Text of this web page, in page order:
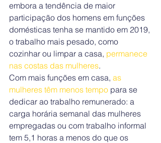
embora a tendência de maior
participação dos homens em funções
domésticas tenha se mantido em 2019,
o trabalho mais pesado, como
cozinhar ou limpar a casa, permanece
nas costas das mulheres.
Com mais funções em casa, as
mulheres têm menos tempo para se
dedicar ao trabalho remunerado: a
carga horária semanal das mulheres
empregadas ou com trabalho informal
tem 5,1 horas a menos do que os